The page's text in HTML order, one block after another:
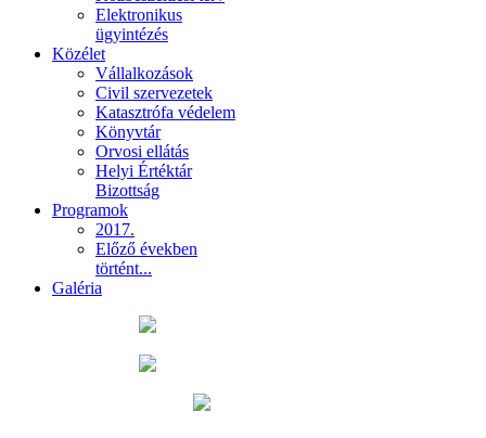
Elektronikus
ügyintézés
Közélet
Vállalkozások
Civil szervezetek
Katasztrófa védelem
Könyvtár
Orvosi ellátás
Helyi Értéktár
Bizottság
Programok
2017.
Előző években
történt...
Galéria